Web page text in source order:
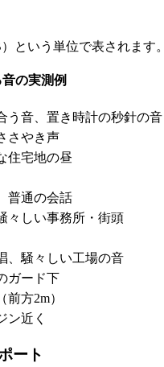
という単位で表されます
の実測例
う音、置き時計の秒針の音
さやき声
住宅地の昼
普通の会話
々しい事務所・街頭
、騒々しい工場の音
ガード下
前方2m）
ン近く
ート